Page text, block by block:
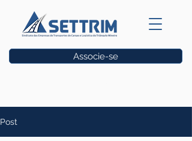
Associe-se
Post